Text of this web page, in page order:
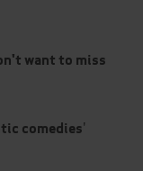
want to miss
comedies'